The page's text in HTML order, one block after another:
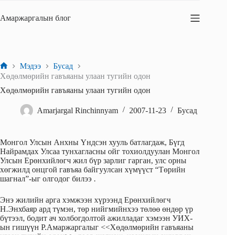
content
Амаржаргалын блог
Home
Мэдээ
Бусад
Хөдөлмөрийн гавъяаны улаан тугийн одон
Хөдөлмөрийн гавъяаны улаан тугийн одон
Amarjargal Rinchinnyam 2007-11-23 Бусад
Монгол Улсын Анхны Үндсэн хууль батлагдаж, Бүгд
Найрамдах Улсаа тунхагласны ойг тохиолдуулан Монгол
Улсын Ерөнхийлөгч жил бүр зарлиг гарган, улс орны
хөгжилд онцгой гавъяа байгуулсан хүмүүст “Төрийн
шагнал”-ыг олгодог билээ .
Энэ жилийн арга хэмжээн хүрээнд Ерөнхийлөгч
Н.Энхбаяр ард түмэн, төр нийгмийнхээ төлөө өндөр үр
бүтээл, бодит ач холбогдолтой ажилладаг хэмээн УИХ-
ын гишүүн Р.Амаржаргалыг <<Хөдөлмөрийн гавъяаны